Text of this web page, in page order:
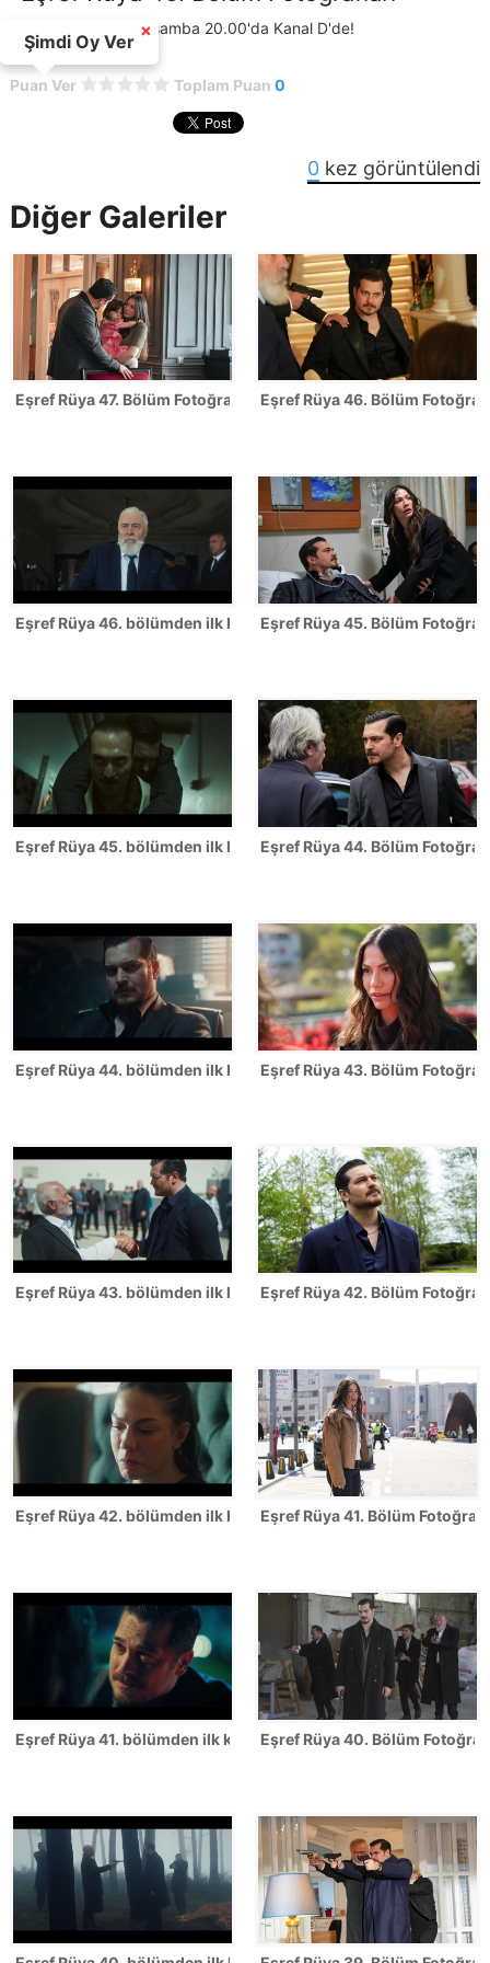
Eşref Rüya her çarşamba 20.00'da Kanal D'de!
Puan Ver Toplam Puan 0
0 kez görüntülendi
Diğer Galeriler
Eşref Rüya 47. Bölüm Fotoğrafları - FİNALEşref Rüya 46. Bölüm
Eşref Rüya 46. bölümden ilk karelerEşref Rüya 45. Bölüm
Eşref Rüya 45. bölümden ilk karelerEşref Rüya 44. Bölüm
Eşref Rüya 44. bölümden ilk karelerEşref Rüya 43. Bölüm
Eşref Rüya 43. bölümden ilk karelerEşref Rüya 42. Bölüm
Eşref Rüya 42. bölümden ilk karelerEşref Rüya 41. Bölüm
Eşref Rüya 41. bölümden ilk karelerEşref Rüya 40. Bölüm
Şimdi Oy Ver
×